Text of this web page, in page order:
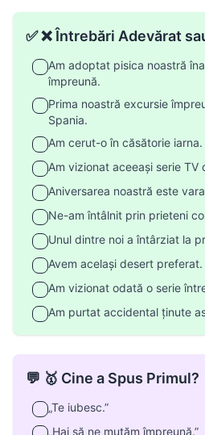
✅ ❌ Întrebări Adevărat
Am adoptat pisica noastră
împreună.
Prima noastră excursie
Spania.
Am cerut-o în căsătorie iarna.
Am vizionat aceeași serie TV
Aniversarea noastră este
Ne-am întâlnit prin prieteni
Unul dintre noi a întârziat la
Avem același desert preferat.
Am vizionat odată o serie
Am purtat accidental ținute
💬 🥇 Cine a Spus Primul?
„Te iubesc.”
„Hai să ne mutăm împreună.”